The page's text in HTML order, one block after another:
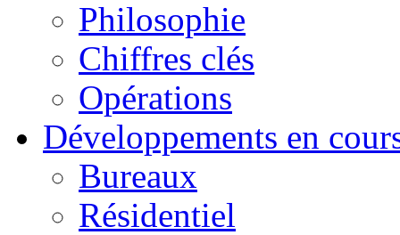
Philosophie
Chiffres clés
Opérations
Développements en
Bureaux
Résidentiel